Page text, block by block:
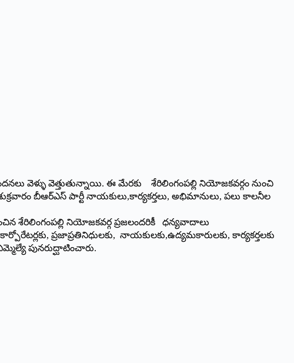
వెళ్ళు వెత్తుతున్నాయి. ఈ మేరకు శేరిలింగంపల్లి నియోజకవర్గం నుంచి
బీఆర్ఎస్ పార్టీ నాయకులు,కార్యకర్తలు, అభిమానులు, పలు కాలనీల
నియోజకవర్గ ప్రజలందరికీ ధన్యవాదాలు
ప్రజాప్రతినిధులకు, నాయకులకు,ఉద్యమకారులకు, కార్యకర్తలకు
పునరుద్ఘాటించారు.